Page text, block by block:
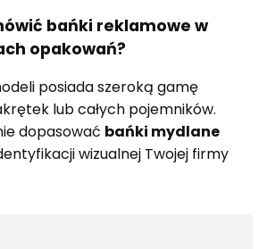
bańki reklamowe w
opakowań?
posiada szeroką gamę
lub całych pojemników.
dopasować bańki mydlane
wizualnej Twojej firmy